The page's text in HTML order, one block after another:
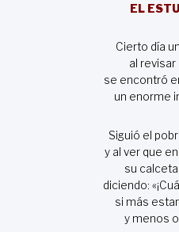
EL
Cierto día
al revisar
se encontró
un enorme
Siguió el
y al ver que
su
diciendo:
si más
y menos